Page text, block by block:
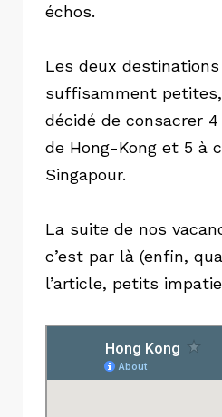
échos.
Les deux
suffisamment
décidé de consacrer
de Hong-Kong et 5 à
Singapour.
La suite de nos
c’est par là (enfin,
l’article, petits